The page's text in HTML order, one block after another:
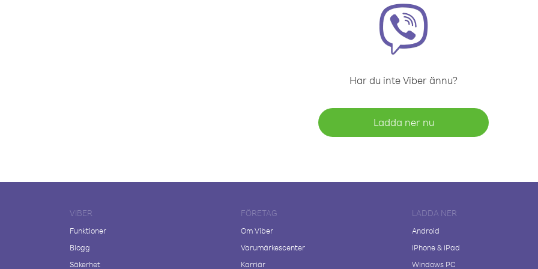
Har du inte Viber ännu?
Ladda ner nu
VIBER
Funktioner
Blogg
Säkerhet
FÖRETAG
Om Viber
Varumärkescenter
Karriär
LADDA NER
Android
iPhone & iPad
Windows PC